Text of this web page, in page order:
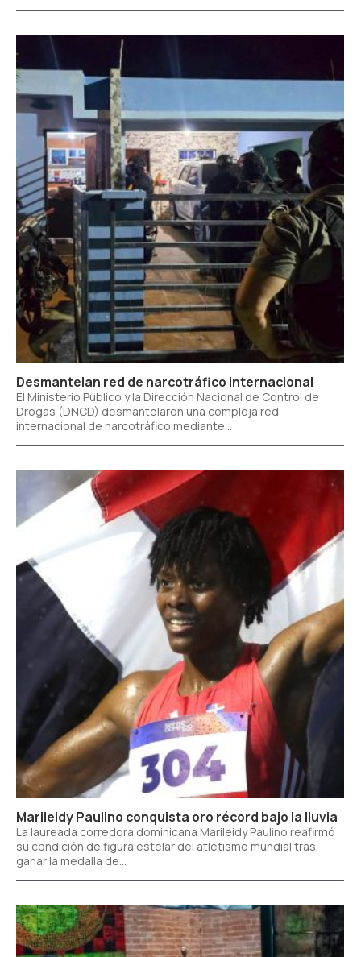
Desmantelan red de narcotráfico internacional
El Ministerio Público y la Dirección Nacional de Control de
Drogas (DNCD) desmantelaron una compleja red
internacional de narcotráfico mediante...
Marileidy Paulino conquista oro récord bajo la lluvia
La laureada corredora dominicana Marileidy Paulino reafirmó
su condición de figura estelar del atletismo mundial tras
ganar la medalla de...